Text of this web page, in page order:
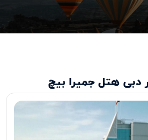
دبی هتل جمیرا بیچ